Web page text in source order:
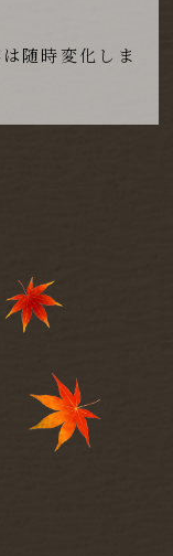
随時変化しま